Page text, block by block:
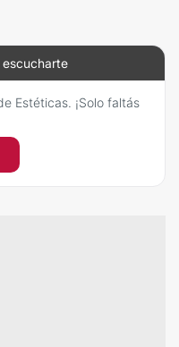
escucharte
Estéticas. ¡Solo faltás